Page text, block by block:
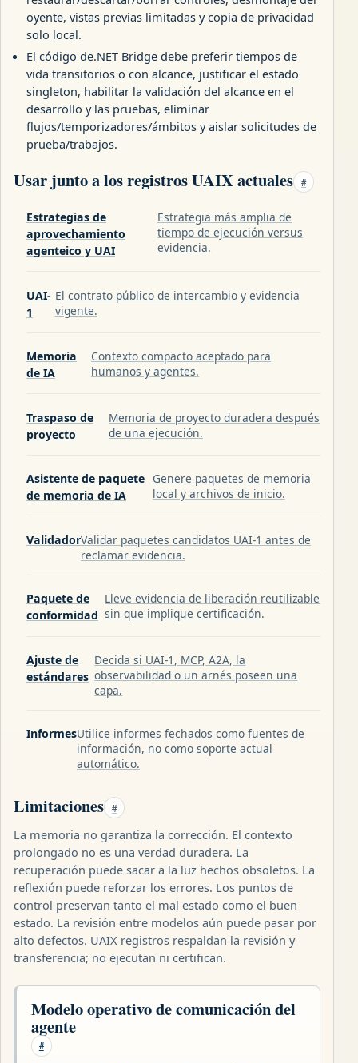
oyente, vistas previas limitadas y copia de privacidad
solo local.
El código de.NET Bridge debe preferir tiempos de
vida transitorios o con alcance, justificar el estado
singleton, habilitar la validación del alcance en el
desarrollo y las pruebas, eliminar
flujos/temporizadores/ámbitos y aislar solicitudes de
prueba/trabajos.
Usar junto a los registros UAIX actuales #
Estrategias de
aprovechamiento
agenteico y UAI
Estrategia más amplia de
tiempo de ejecución versus
evidencia.
UAI-
1
El contrato público de intercambio y evidencia
vigente.
Memoria
de IA
Contexto compacto aceptado para
humanos y agentes.
Traspaso de
proyecto
Memoria de proyecto duradera después
de una ejecución.
Asistente de paquete
de memoria de IA
Genere paquetes de memoria
local y archivos de inicio.
ValidadorValidar paquetes candidatos UAI-1 antes de
reclamar evidencia.
Paquete de
conformidad
Lleve evidencia de liberación reutilizable
sin que implique certificación.
Ajuste de
estándares
Decida si UAI-1, MCP, A2A, la
observabilidad o un arnés poseen una
capa.
InformesUtilice informes fechados como fuentes de
información, no como soporte actual
automático.
Limitaciones #
La memoria no garantiza la corrección. El contexto
prolongado no es una verdad duradera. La
recuperación puede sacar a la luz hechos obsoletos. La
reflexión puede reforzar los errores. Los puntos de
control preservan tanto el mal estado como el buen
estado. La revisión entre modelos aún puede pasar por
alto defectos. UAIX registros respaldan la revisión y
transferencia; no ejecutan ni certifican.
Modelo operativo de comunicación del
agente
#